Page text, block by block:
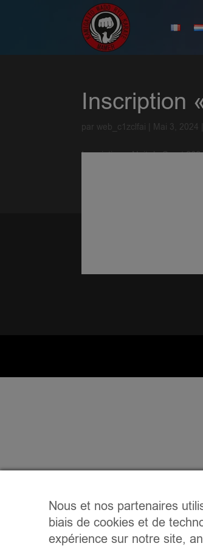
Inscription
par web_c1zclfai Mai 3, 2024
Inscription « Nuit du Sport
Nous et nos partenaires
biais de cookies et de
expérience sur notre site,